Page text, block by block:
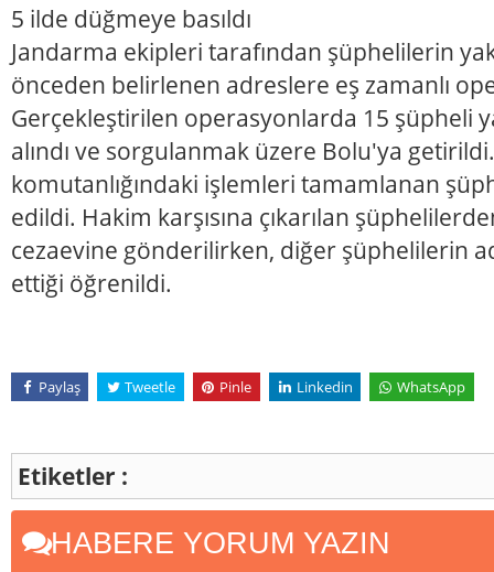
5 ilde düğmeye basıldı
Jandarma ekipleri tarafından şüphelilerin
önceden belirlenen adreslere eş zamanlı
Gerçekleştirilen operasyonlarda 15 şüpheli
alındı ve sorgulanmak üzere Bolu'ya
komutanlığındaki işlemleri tamamlanan
edildi. Hakim karşısına çıkarılan
cezaevine gönderilirken, diğer şüphelilerin
ettiği öğrenildi.
Paylaş Tweetle Pinle Linkedin WhatsApp
Etiketler :
HABERE YORUM YAZIN